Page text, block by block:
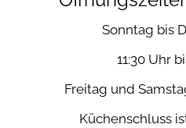
Sonntag bis
11:30 Uhr
Freitag und
Küchenschluss